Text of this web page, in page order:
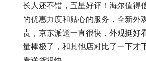
长人还不错，五星好评！海尔值得
的优惠力度和贴心的服务，全新外
责，京东派送一直很快，外观挺好
量棒极了，和其他店对比了一下才